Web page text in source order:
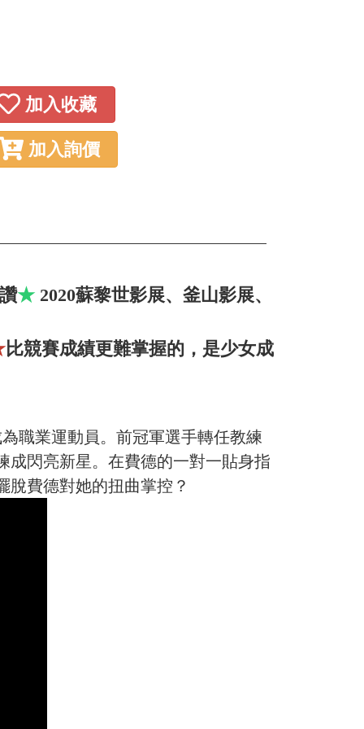
加入收藏
加入詢價
★2020蘇黎世影展、釜山影展、
比競賽成績更難掌握的，是少女成
職業運動員。前冠軍選手轉任教練
成閃亮新星。在費德的一對一貼身指
脫費德對她的扭曲掌控？